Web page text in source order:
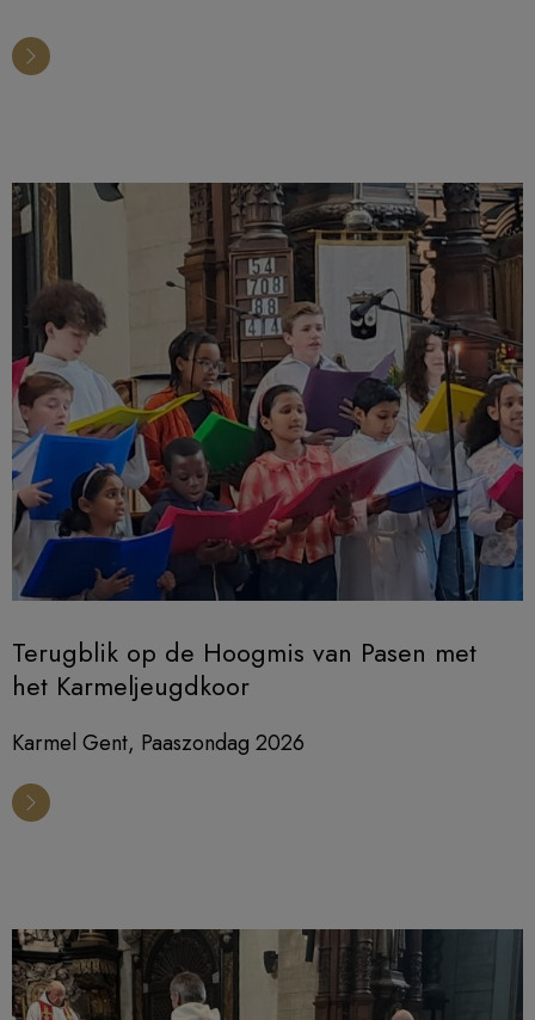
Terugblik op de Hoogmis van Pasen met
het Karmeljeugdkoor
Karmel Gent, Paaszondag 2026